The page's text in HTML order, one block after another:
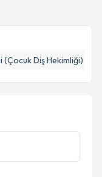
(Çocuk Diş Hekimliği)